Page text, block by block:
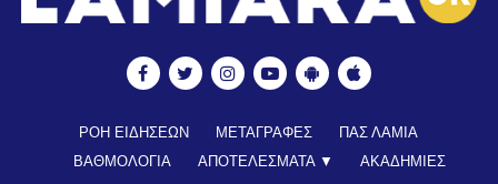
ΡΟΗ ΕΙΔΗΣΕΩΝ ΜΕΤΑΓΡΑΦΕΣ
ΠΑΣ ΛΑΜΙΑ
ΒΑΘΜΟΛΟΓΙΑ
ΑΠΟΤΕΛΕΣΜΑΤΑ ▼
ΑΚΑΔΗΜΙΕΣ